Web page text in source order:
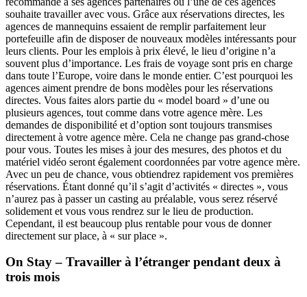
souhaite travailler avec vous. Grâce aux réservations directes, les
agences de mannequins essaient de remplir parfaitement leur
portefeuille afin de disposer de nouveaux modèles intéressants pour
leurs clients. Pour les emplois à prix élevé, le lieu d’origine n’a
souvent plus d’importance. Les frais de voyage sont pris en charge
dans toute l’Europe, voire dans le monde entier. C’est pourquoi les
agences aiment prendre de bons modèles pour les réservations
directes. Vous faites alors partie du « model board » d’une ou
plusieurs agences, tout comme dans votre agence mère. Les
demandes de disponibilité et d’option sont toujours transmises
directement à votre agence mère. Cela ne change pas grand-chose
pour vous. Toutes les mises à jour des mesures, des photos et du
matériel vidéo seront également coordonnées par votre agence mère.
Avec un peu de chance, vous obtiendrez rapidement vos premières
réservations. Étant donné qu’il s’agit d’activités « directes », vous
n’aurez pas à passer un casting au préalable, vous serez réservé
solidement et vous vous rendrez sur le lieu de production.
Cependant, il est beaucoup plus rentable pour vous de donner
directement sur place, à « sur place ».
On Stay – Travailler à l’étranger pendant deux à
trois mois